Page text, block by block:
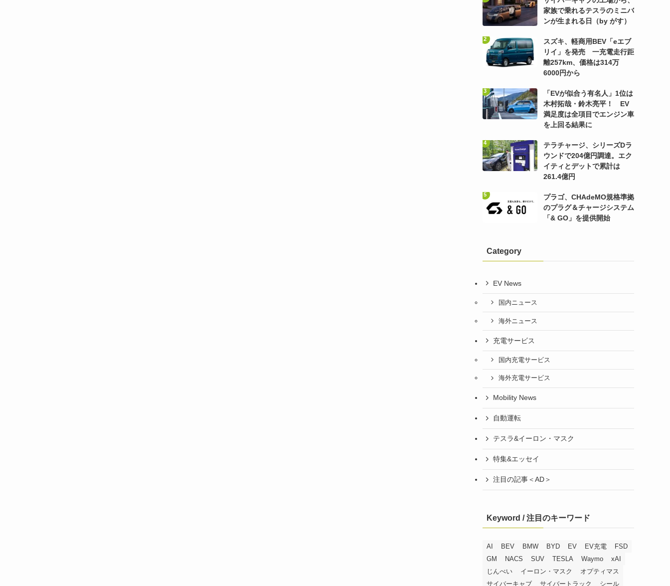
家族で乗れるテスラのミニバ
ンが生まれる日（by がす）
スズキ、軽商用BEV「eエブ
リイ」を発売 一充電走行距
離257km、価格は314万
6000円から
「EVが似合う有名人」1位は
木村拓哉・鈴木亮平！ EV
満足度は全項目でエンジン車
を上回る結果に
テラチャージ、シリーズDラ
ウンドで204億円調達。エク
イティとデットで累計は
261.4億円
プラゴ、CHAdeMO規格準拠
のプラグ＆チャージシステム
「& GO」を提供開始
Category
EV News
国内ニュース
海外ニュース
充電サービス
国内充電サービス
海外充電サービス
Mobility News
自動運転
テスラ&イーロン・マスク
特集&エッセイ
注目の記事＜AD＞
Keyword / 注目のキーワード
AI BEV BMW BYD EV EV充電
FSD
GM
NACS SUV TESLA Waymo
xAI
じんべい
イーロン・マスク
オプティマス
サイバーキャブ
サイバートラック シール